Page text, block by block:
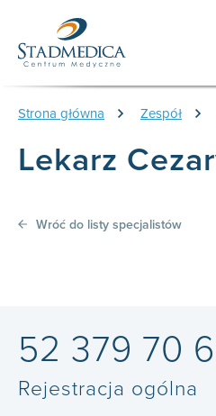
Strona główna Zespół
Lekarz
Wróć do listy specjalistów
52 379 70
Rejestracja ogólna